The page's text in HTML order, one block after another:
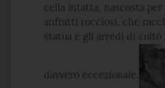
cella intatta, nascosta
anfratti rocciosi, che
statua e gli arredi di culto
davvero eccezionale.